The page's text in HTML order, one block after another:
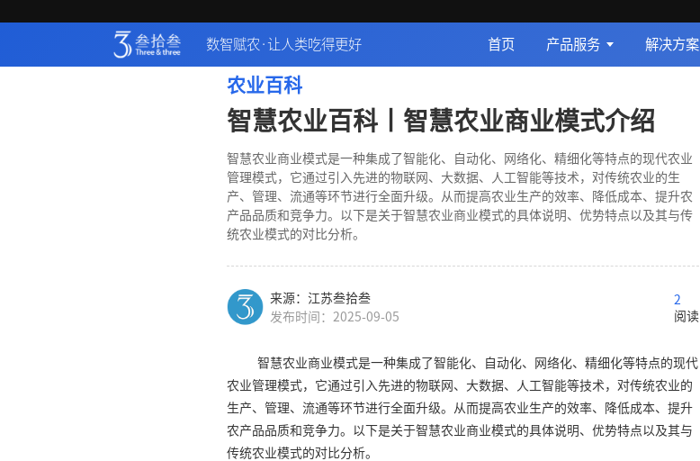
数智赋农·让人类吃得更好 首页 产品服务 解决方案
农业百科
智慧农业百科丨智慧农业商业模式介绍
智慧农业商业模式是一种集成了智能化、自动化、网络化、精细化等特点的现代农业
管理模式，它通过引入先进的物联网、大数据、人工智能等技术，对传统农业的生
产、管理、流通等环节进行全面升级。从而提高农业生产的效率、降低成本、提升农
产品品质和竞争力。以下是关于智慧农业商业模式的具体说明、优势特点以及其与传
统农业模式的对比分析。
来源：江苏叁拾叁
发布时间：2025-09-05
2
阅读
智慧农业商业模式是一种集成了智能化、自动化、网络化、精细化等特点的现代
农业管理模式，它通过引入先进的物联网、大数据、人工智能等技术，对传统农业的
生产、管理、流通等环节进行全面升级。从而提高农业生产的效率、降低成本、提升
农产品品质和竞争力。以下是关于智慧农业商业模式的具体说明、优势特点以及其与
传统农业模式的对比分析。